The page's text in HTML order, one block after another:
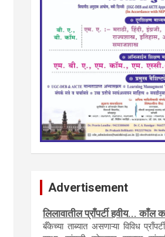
Advertisement
नवशक्ती- फ्री प्रेस जर्नल, मराठी
टेंडर, नाेटीस, आँक्शन, लिगलच्या सर्व